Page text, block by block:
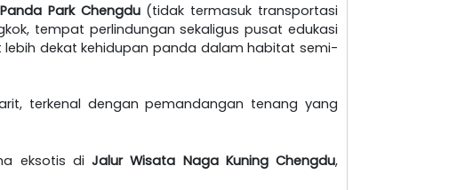
Park Chengdu(tidak termasuk transportasi
tempat perlindungan sekaligus pusat edukasi
dekat kehidupan panda dalam habitat semi-
terkenal dengan pemandangan tenang yang
eksotis diJalur Wisata Naga Kuning Chengdu,